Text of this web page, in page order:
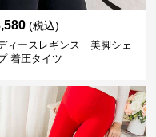
(税込)
ィースレギンス 美脚シェ
着圧タイツ